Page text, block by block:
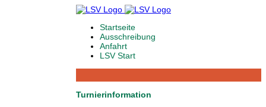
Startseite
Ausschreibung
Anfahrt
LSV Start
Turnierinformation